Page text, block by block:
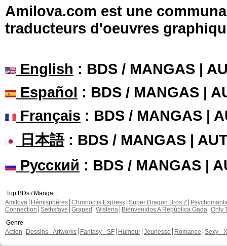
Amilova.com est une
traducteurs d'oeuvres
English : BDS / MANGAS |
Español : BDS / MANGAS |
Français : BDS / MANGAS |
日本語: BDS / MANGAS |
Русский : BDS / MANGAS |
Top BDs / Manga
Amilova
Hémisphères Chronoctis Express Super Dragon Bros Z
Connection Sethxfaye Graped Wisteria Bienvenidos A República Gada Only
Genre
Action
Dessins - Artworks Fantasy - SF Humour Jeunesse Romance Sexy -